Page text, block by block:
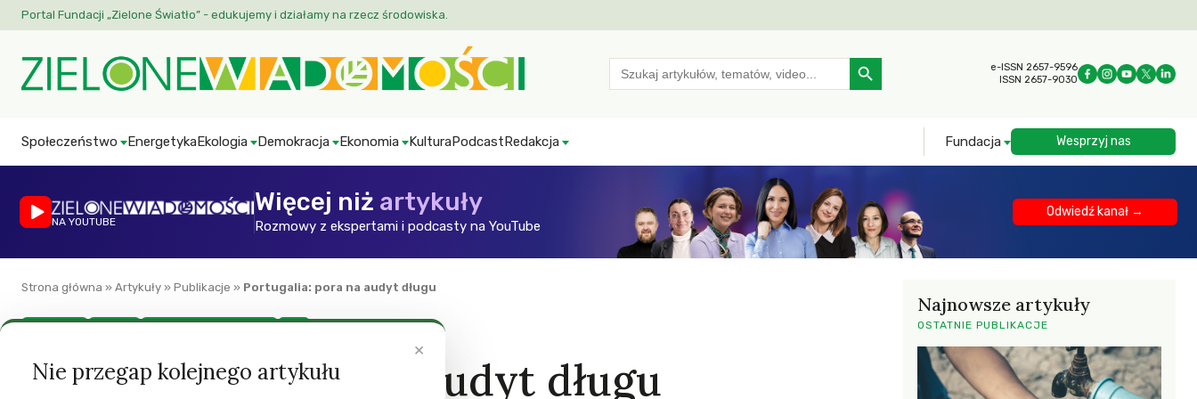
Portal Fundacji „Zielone Światło” - edukujemy i działamy na rzecz środowiska.
Search
for:
Search Button
e-ISSN 2657-9596
ISSN 2657-9030
Społeczeństwo EnergetykaEkologia Demokracja Ekonomia KulturaPodcastRedakcja Fundacja Wesprzyj nas
NA YOUTUBE
Więcej niż artykuły
Rozmowy z ekspertami i podcasty na YouTube
Odwiedź kanał →
Strona główna » Artykuły » Publikacje » Portugalia: pora na audyt długu
Portugalia: pora na audyt długu
Najnowsze artykuły
OSTATNIE PUBLIKACJE
×
Nie przegap kolejnego artykułu